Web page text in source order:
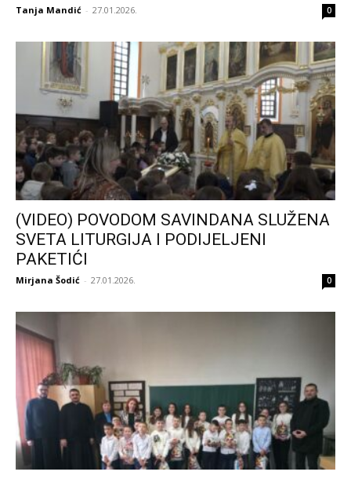
Tanja Mandić - 27.01.2026. 0
(VIDEO) POVODOM SAVINDANA SLUŽENA
SVETA LITURGIJA I PODIJELJENI
PAKETIĆI
Mirjana Šodić - 27.01.2026. 0